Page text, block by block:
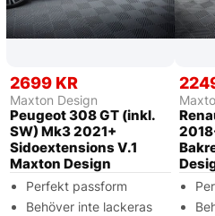
2699 KR
Maxton Design
Peugeot 308 GT (inkl.
SW) Mk3 2021+
Sidoextensions V.1
Maxton Design
Perfekt passform
Behöver inte lackeras